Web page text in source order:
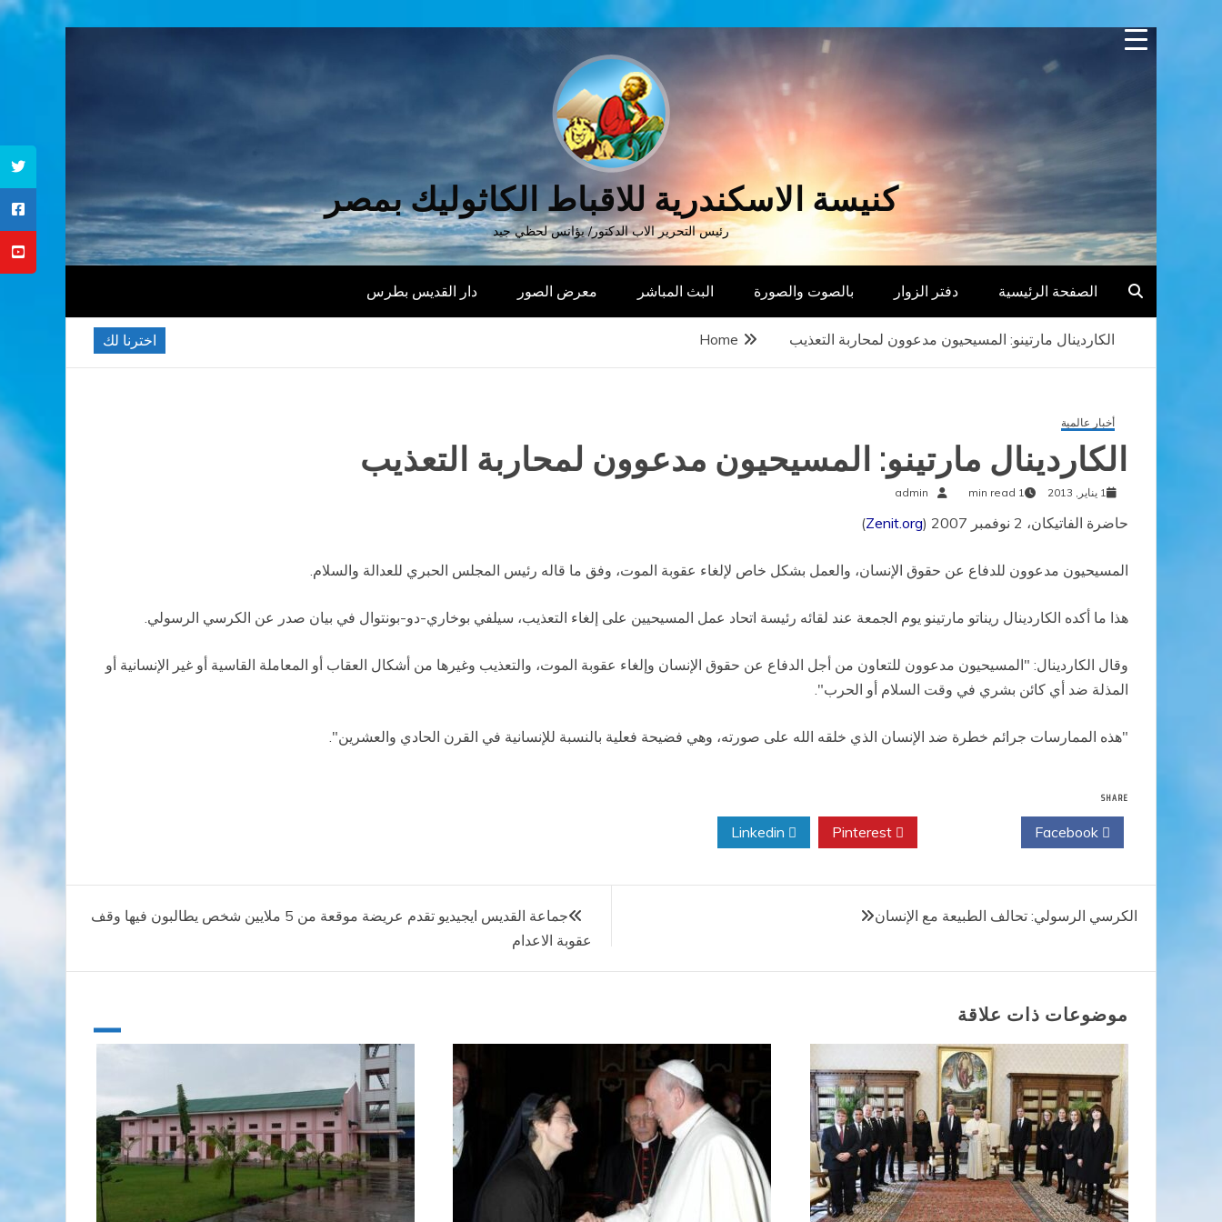
Skip
كنيسة الاسكندرية للاقباط الكاثوليك بمصر
رئيس التحرير الاب الدكتور/ يؤانس لحظي جيد
الصفحة الرئيسية دفتر الزوار بالصوت والصورة البث المباشر معرض الصور دار القديس بطرس
اخترنا لك Home الكاردينال مارتينو: المسيحيون مدعوون لمحاربة التعذيب
أخبار عالمية
الكاردينال مارتينو: المسيحيون مدعوون لمحاربة التعذيب
1 يناير, 2013 1 min read
admin
حاضرة الفاتيكان، 2 نوفمبر 2007 ( Zenit.org
)
المسيحيون مدعوون للدفاع عن حقوق الإنسان، والعمل بشكل خاص لإلغاء عقوبة الموت، وفق ما قاله رئيس المجلس الحبري للعدالة والسلام.
هذا ما أكده الكاردينال ريناتو مارتينو يوم الجمعة عند لقائه رئيسة اتحاد عمل المسيحيين على إلغاء التعذيب، سيلفي بوخاري-دو-بونتوال في بيان صدر عن الكرسي الرسولي.
وقال الكاردينال: "المسيحيون مدعوون للتعاون من أجل الدفاع عن حقوق الإنسان وإلغاء عقوبة الموت، والتعذيب وغيرها من أشكال العقاب أو المعاملة القاسية أو غير الإنسانية أو
المذلة ضد أي كائن بشري في وقت السلام أو الحرب".
"هذه الممارسات جرائم خطرة ضد الإنسان الذي خلقه الله على صورته، وهي فضيحة فعلية بالنسبة للإنسانية في القرن الحادي والعشرين".
SHARE
تصفّح
المقالات
جماعة القديس ايجيديو تقدم عريضة موقعة من 5 ملايين شخص يطالبون فيها وقف
عقوبة الاعدام
الكرسي الرسولي: تحالف الطبيعة مع الإنسان
موضوعات ذات علاقة